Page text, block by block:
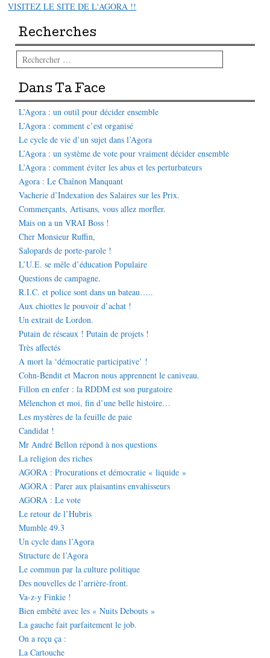
VISITEZ LE SITE DE L'AGORA !!
Recherches
Rechercher
Dans Ta Face
L’Agora : un outil pour décider ensemble
L’Agora : comment c’est organisé
Le cycle de vie d’un sujet dans l’Agora
L’Agora : un système de vote pour vraiment décider ensemble
L’Agora : comment éviter les abus et les perturbateurs
Agora : Le Chaînon Manquant
Vacherie d’Indexation des Salaires sur les Prix.
Commerçants, Artisans, vous allez morfler.
Mais on a un VRAI Boss !
Cher Monsieur Ruffin,
Salopards de porte-parole !
L’U.E. se mêle d’éducation Populaire
Questions de campagne.
R.I.C. et police sont dans un bateau…..
Aux chiottes le pouvoir d’achat !
Un extrait de Lordon.
Putain de réseaux ! Putain de projets !
Très affectés
A mort la ‘démocratie participative’ !
Cohn-Bendit et Macron nous apprennent le caniveau.
Fillon en enfer : la RDDM est son purgatoire
Mélenchon et moi, fin d’une belle histoire…
Les mystères de la feuille de paie
Candidat !
Mr André Bellon répond à nos questions
La religion des riches
AGORA : Procurations et démocratie « liquide »
AGORA : Parer aux plaisantins envahisseurs
AGORA : Le vote
Le retour de l’Hubris
Mumble 49.3
Un cycle dans l’Agora
Structure de l’Agora
Le commun par la culture politique
Des nouvelles de l’arrière-front.
Va-z-y Finkie !
Bien embêté avec les « Nuits Debouts »
La gauche fait parfaitement le job.
On a reçu ça :
La Cartouche